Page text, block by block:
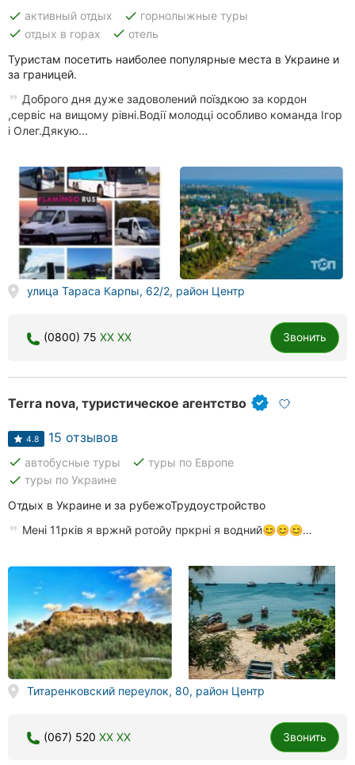
done активный отдых done горнолыжные туры
done отдых в горах done отель
Туристам посетить наиболее популярные места в Украине и
за границей.
Доброго дня дуже задоволений поїздкою за кордон
,сервіс на вищому рівні.Водії молодці особливо команда Ігор
і Олег.Дякую...
улица Тараса Карпы, 62/2, район Центр
(0800) 75 XX XX Звонить
Terra nova, туристическое агентство
4.8 15 отзывов
done автобусные туры done туры по Европе
done туры по Украине
Отдых в Украине и за рубежоТрудоустройство
Мені 11рків я вржнй ротойу пркрні я водний😊😊😊…
Титаренковский переулок, 80, район Центр
(067) 520 XX XX Звонить